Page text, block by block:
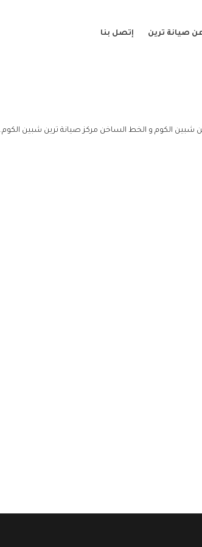
صيانة ترين إتصل بنا
شبين الكوم و الخط الساخن مركز صيانة ترين شبين الكوم.